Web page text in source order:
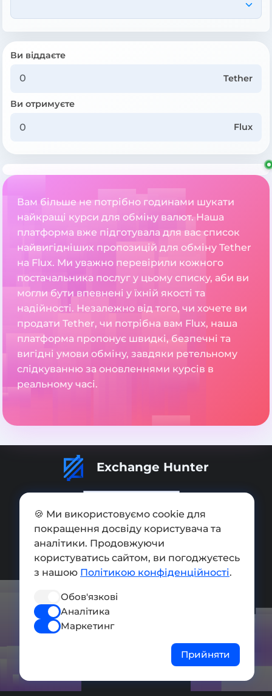
Ви віддаєте
Tether
Ви отримуєте
Flux
Вам більше не потрібно годинами шукати
найкращі курси для обміну валют. Наша
платформа вже підготувала для вас список
найвигідніших пропозицій для обміну Tether
на Flux. Ми уважно перевірили кожного
постачальника послуг у цьому списку, аби ви
могли бути впевнені у їхній якості та
надійності. Незалежно від того, чи хочете ви
продати Tether, чи потрібна вам Flux, наша
платформа пропонує швидкі, безпечні та
вигідні умови обміну, завдяки ретельному
слідкуванню за оновленнями курсів в
реальному часі.
Exchange Hunter
Додати обмінник
Мапа сайту
Press kit
Умови використання
Політика конфіденційності
🍪 Ми використовуємо cookie для
покращення досвіду користувача та
аналітики. Продовжуючи
користуватись сайтом, ви погоджуєтесь
з нашою Політикою конфіденційності.
Обов'язкові
Аналітика
Маркетинг
Прийняти